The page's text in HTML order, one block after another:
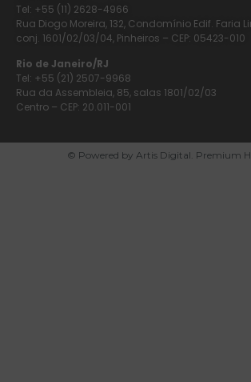
Tel: +55 (11) 2628-4966
Rua Diogo Moreira, 132, Condomínio Edif. Faria
conj. 1601/02/03/04, Pinheiros – CEP: 05423-010
Rio de Janeiro/RJ
Tel: +55 (21) 2507-9968
Rua da Assembleia, 85, salas 1801/02/03
Centro – CEP: 20.011-001
© Powered by Artis Digital. Premium